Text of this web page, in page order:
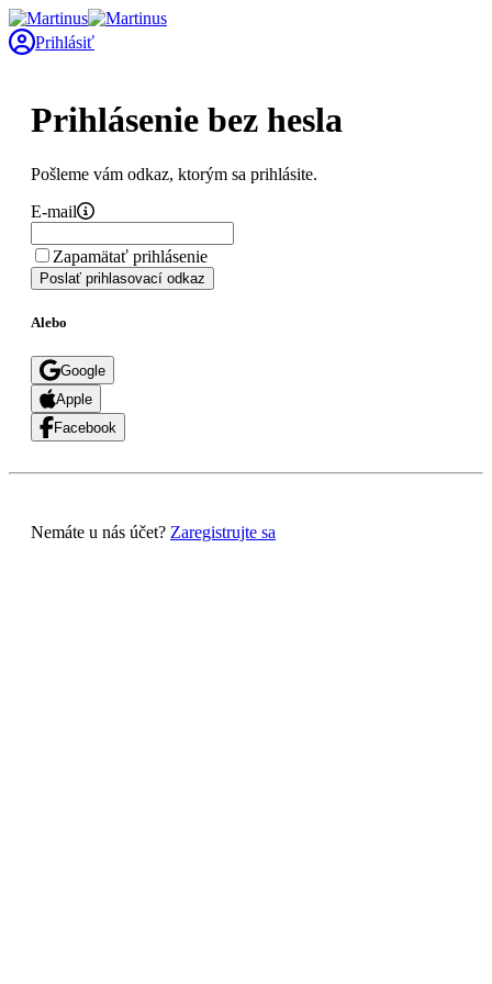
Prihlásiť
Prihlásenie bez hesla
Pošleme vám odkaz, ktorým sa prihlásite.
E-mail
Zapamätať prihlásenie
Poslať prihlasovací odkaz
Alebo
Google
Apple
Facebook
Nemáte u nás účet? Zaregistrujte sa